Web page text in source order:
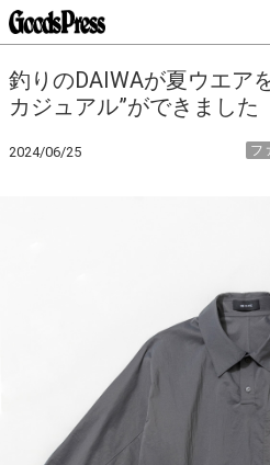
釣りのDAIWAが夏ウエア
カジュアル”ができました
2024/06/25 フ